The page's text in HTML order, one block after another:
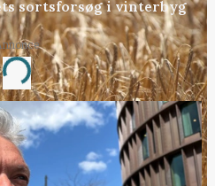
sortsforsøg i vinterbyg
Loading...